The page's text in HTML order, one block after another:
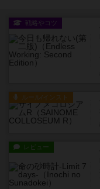
戦略やコツ
ルール/インスト
レビュー